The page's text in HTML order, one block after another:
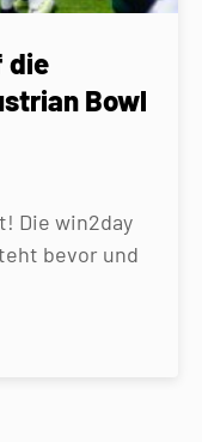
die
Bowl
Die win2day
bevor und